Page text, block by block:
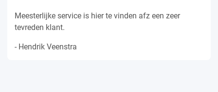
Meesterlijke service is hier te vinden afz een zeer
tevreden klant.
- Hendrik Veenstra